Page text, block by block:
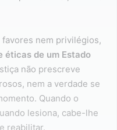
nem privilégios,
éticas de um Estado
não prescreve
nem a verdade se
Quando o
lesiona, cabe-lhe
reabilitar.